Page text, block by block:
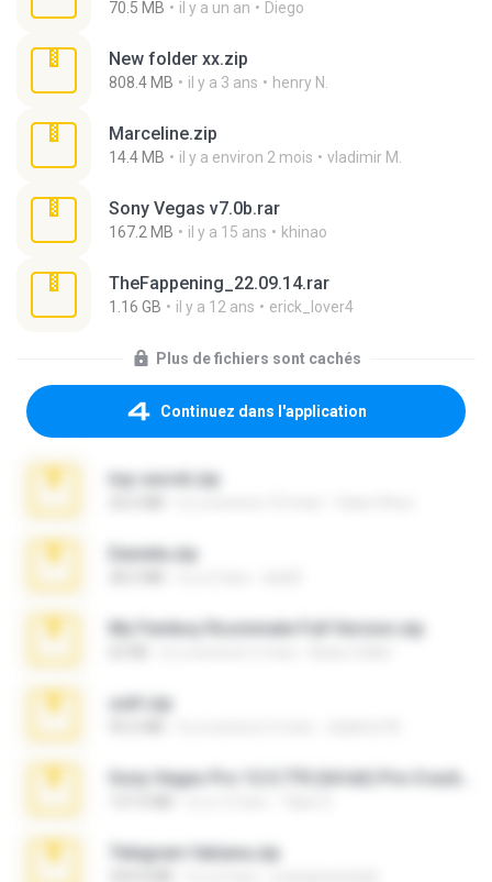
70.5 MB il y a un an Diego
New folder xx.zip
808.4 MB il y a 3 ans henry N.
Marceline.zip
14.4 MB il y a environ 2 mois vladimir M.
Sony Vegas v7.0b.rar
167.2 MB il y a 15 ans khinao
TheFappening_22.09.14.rar
1.16 GB il y a 12 ans erick_lover4
Plus de fichiers sont cachés
Continuez dans l'application
top secret.zip
Daniela.zip
My Femboy Roommate Full Version.zip
ouh!.zip
Telegram fabiana.zip